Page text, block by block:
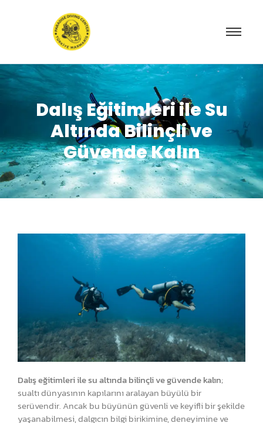
Dalış Eğitimleri ile Su
Altında Bilinçli ve
Güvende Kalın
Dalış eğitimleri ile su altında bilinçli ve güvende kalın;
sualtı dünyasının kapılarını aralayan büyülü bir
serüvendir. Ancak bu büyünün güvenli ve keyifli bir şekilde
yaşanabilmesi, dalgıcın bilgi birikimine, deneyimine ve